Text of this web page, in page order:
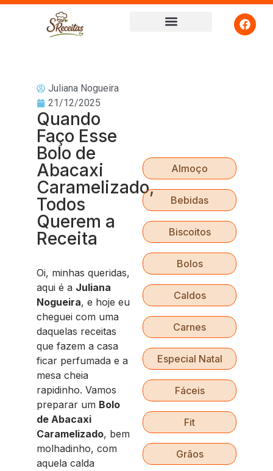
Juliana Nogueira
21/12/2025
Quando
Faço Esse
Bolo de
Abacaxi
Caramelizado,
Todos
Querem a
Receita
Oi, minhas queridas,
aqui é a Juliana
Nogueira, e hoje eu
cheguei com uma
daquelas receitas
que fazem a casa
ficar perfumada e a
mesa cheia
rapidinho. Vamos
preparar um Bolo
de Abacaxi
Caramelizado, bem
molhadinho, com
aquela calda
Almoço
Bebidas
Biscoitos
Bolos
Caldos
Carnes
Especial Natal
Fáceis
Fit
Grãos